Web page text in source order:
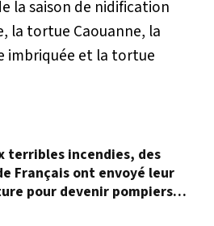
la saison de nidification
la tortue Caouanne, la
et la tortue
terribles incendies, des
Français ont envoyé leur
pour devenir pompiers